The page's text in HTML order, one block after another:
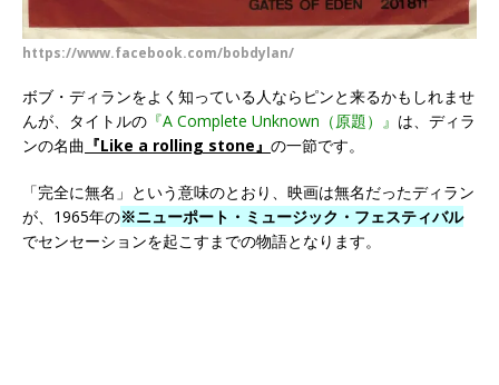
https://www.facebook.com/bobdylan/
ボブ・ディランをよく知っている人ならピンと来るかもしれませ
んが、タイトルの 『A Complete Unknown（原題）』 は、ディラ
ンの名曲 『Like a rolling stone』 の一節です。
「完全に無名」という意味のとおり、映画は無名だったディラン
が、1965年の※ニューポート・ミュージック・フェスティバル
でセンセーションを起こすまでの物語となります。